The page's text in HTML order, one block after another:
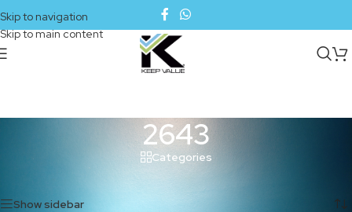
Skip to navigation
Skip to main content
2643
Categories
Productos etiquetados “2643”
Show sidebar